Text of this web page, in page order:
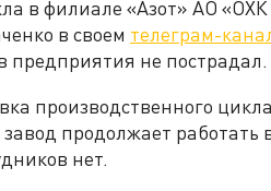
в филиале «Азот» АО
в своем телеграм-
предприятия не пострадал.
производственного
завод продолжает
нет.